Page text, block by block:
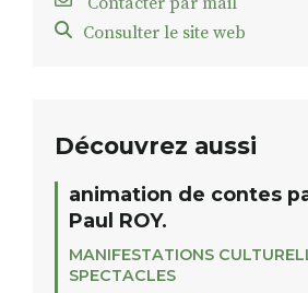
Consulter le site web
Découvrez aussi
animation de contes
Paul ROY.
MANIFESTATIONS
SPECTACLES